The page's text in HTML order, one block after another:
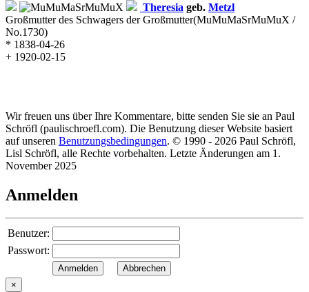
Theresia geb. Metzl
Großmutter des Schwagers der Großmutter(MuMuMaSrMuMuX /
No.1730)
* 1838-04-26
+ 1920-02-15
Wir freuen uns über Ihre Kommentare, bitte senden Sie sie an Paul
Schröfl (paulischroefl.com). Die Benutzung dieser Website basiert
auf unseren Benutzungsbedingungen. © 1990 - 2026 Paul Schröfl,
Lisl Schröfl, alle Rechte vorbehalten. Letzte Änderungen am 1.
November 2025
Anmelden
Benutzer:
Passwort:
×